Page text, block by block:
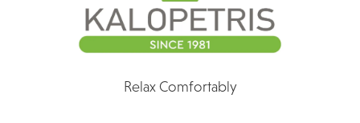
Relax Comfortably